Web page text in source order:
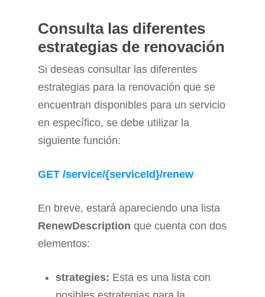
Consulta las diferentes
estrategias de renovación
Si deseas consultar las diferentes
estrategias para la renovación que se
encuentran disponibles para un servicio
en específico, se debe utilizar la
siguiente función:
GET /service/{serviceId}/renew
En breve, estará apareciendo una lista
RenewDescription que cuenta con dos
elementos:
strategies: Esta es una lista con